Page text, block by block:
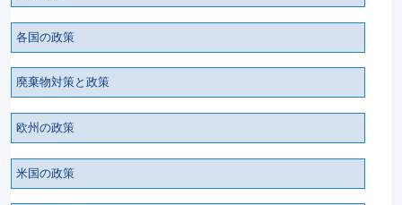
各国の政策
廃棄物対策と政策
欧州の政策
米国の政策